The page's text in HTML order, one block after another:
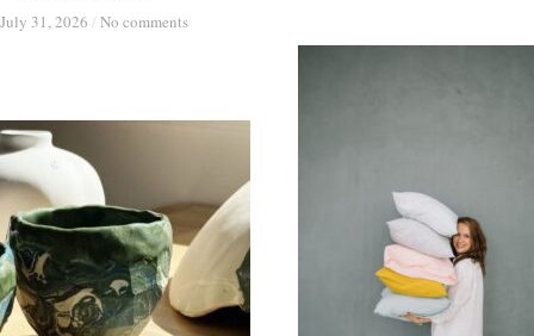
July 31, 2026 / No comments
July 31, 2026 / No comments